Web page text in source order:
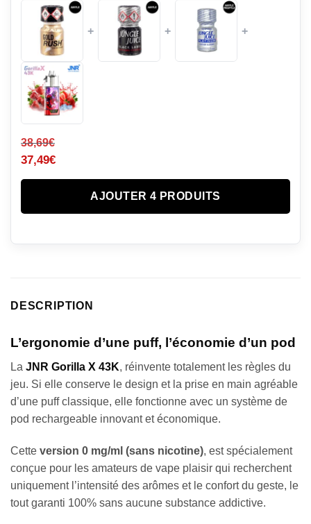
+ + +
38,69€
37,49€
AJOUTER 4 PRODUITS
DESCRIPTION
L’ergonomie d’une puff, l’économie d’un pod
La JNR Gorilla X 43K, réinvente totalement les règles du
jeu. Si elle conserve le design et la prise en main agréable
d’une puff classique, elle fonctionne avec un système de
pod rechargeable innovant et économique.
Cette version 0 mg/ml (sans nicotine), est spécialement
conçue pour les amateurs de vape plaisir qui recherchent
uniquement l’intensité des arômes et le confort du geste, le
tout garanti 100% sans aucune substance addictive.